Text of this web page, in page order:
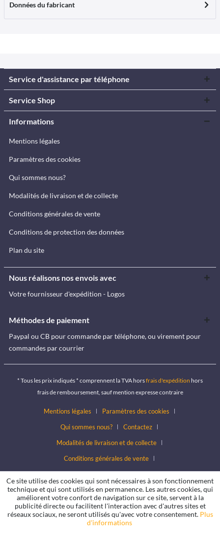
Données du fabricant
Service d'assistance par téléphone
Service Shop
Informations
Mentions légales
Paramètres des cookies
Qui sommes nous?
Modalités de livraison et de collecte
Conditions générales de vente
Conditions de protection des données
Plan du site
Nous réalisons nos envois avec
Votre fournisseur d'expédition - Logos
Méthodes de paiement
Paypal ou CB pour commande par téléphone, ou virement pour
commandes par courrier
* Tous les prix indiqués * comprennent la TVA horsfrais d'expédition hors
frais de remboursement, sauf mention expresse contraire
Mentions légales
Paramètres des cookies
Qui sommes nous?
Contactez
Modalités de livraison et de collecte
Conditions générales de vente
Conditions de protection des données
Ce site utilise des cookies qui sont nécessaires à son fonctionnement
technique et qui sont utilisés en permanence. Les autres cookies, qui
améliorent votre confort de navigation sur ce site, servent à la
publicité directe ou facilitent l'interaction avec d'autres sites et
réseaux sociaux, ne seront utilisés qu'avec votre consentement. Plus
d'informations